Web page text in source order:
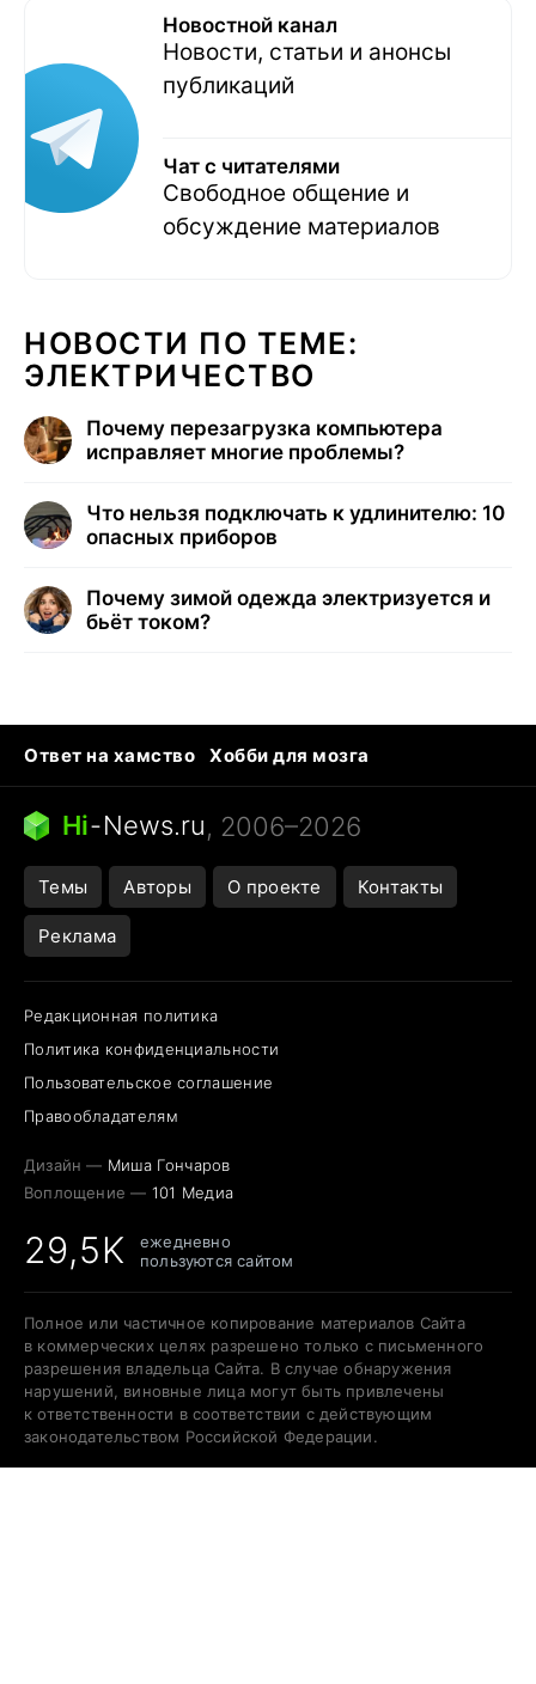
Новостной канал
Новости, статьи и анонсы
публикаций
Чат с читателями
Свободное общение и
обсуждение материалов
НОВОСТИ ПО ТЕМЕ:
ЭЛЕКТРИЧЕСТВО
Почему перезагрузка компьютера
исправляет многие проблемы?
Что нельзя подключать к удлинителю: 10
опасных приборов
Почему зимой одежда электризуется и
бьёт током?
Ответ на хамство
Хобби для мозга
Бензин 100 и 95
Тунцы в океанариуме
Следующая пандемия
Hi-News.ru, 2006–2026
Темы Авторы О проекте Контакты
Реклама
Редакционная политика
Политика конфиденциальности
Пользовательское соглашение
Правообладателям
Дизайн — Миша Гончаров
Воплощение — 101 Медиа
29,5K
ежедневно
пользуются сайтом
Полное или частичное копирование материалов Сайта
в коммерческих целях разрешено только с письменного
разрешения владельца Сайта. В случае обнаружения
нарушений, виновные лица могут быть привлечены
к ответственности в соответствии с действующим
законодательством Российской Федерации.